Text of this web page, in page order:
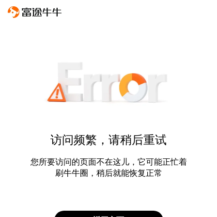
访问频繁，请稍后重试
您所要访问的页面不在这儿，它可能正忙着
刷牛牛圈，稍后就能恢复正常